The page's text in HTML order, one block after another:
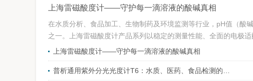
上海雷磁酸度计——守护每一滴溶液的酸碱真相
在水质分析、食品加工、生物制药及环境监测等行业，pH值（酸
之一。上海雷磁酸度计产品系列以稳定的测量性能、全面的电极适
上海雷磁酸度计——守护每一滴溶液的酸碱真相